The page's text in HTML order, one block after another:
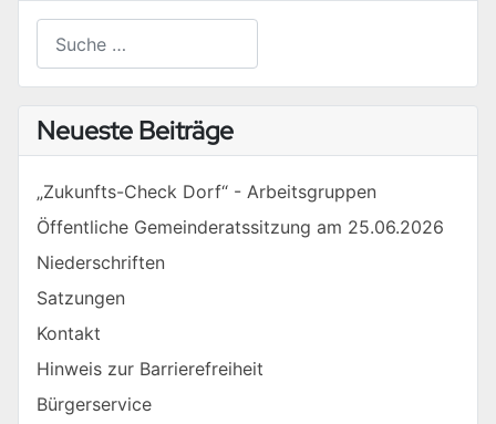
Type 2 or more characters for results.
Neueste Beiträge
„Zukunfts-Check Dorf“ - Arbeitsgruppen
Öffentliche Gemeinderatssitzung am 25.06.2026
Niederschriften
Satzungen
Kontakt
Hinweis zur Barrierefreiheit
Bürgerservice